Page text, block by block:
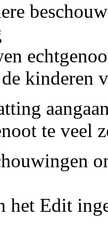
kinderen
te veel
het Edit